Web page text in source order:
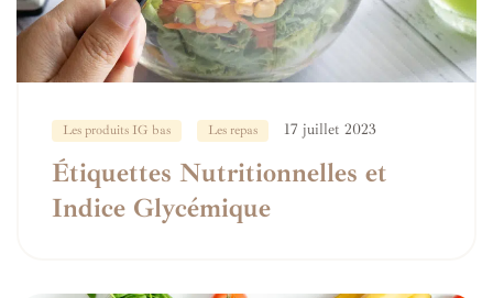
Les produits IG bas Les repas 17 juillet 2023
Étiquettes Nutritionnelles et
Indice Glycémique